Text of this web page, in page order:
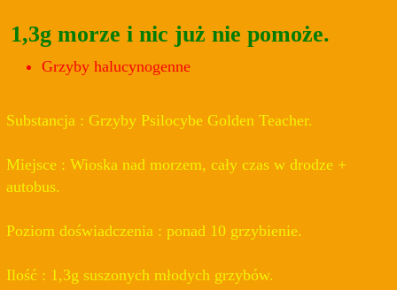
1,3g morze i nic już nie pomoże.
Grzyby halucynogenne
Substancja : Grzyby Psilocybe Golden Teacher.
Miejsce : Wioska nad morzem, cały czas w drodze +
autobus.
Poziom doświadczenia : ponad 10 grzybienie.
Ilość : 1,3g suszonych młodych grzybów.